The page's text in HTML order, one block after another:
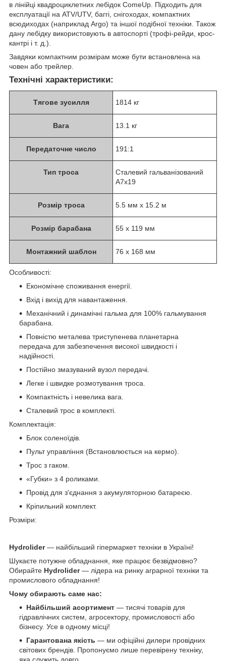
в лінійці квадроциклетних лебідок ComeUp. Підходить для
експлуатації на ATV/UTV, баггі, снігоходах, компактних
всюдиходах (наприклад Argo) та іншої подібної техніки. Також
дану лебідку використовують в автоспорті (трофі-рейди, крос-
кантрі і т. д.).
Завдяки компактним розмірам може бути встановлена на
човен або трейлер.
Технічні характеристики:
Тягове зусилля 1814 кг
Вага 13.1 кг
Передаточне число 191:1
Тип троса
Сталевий гальванізований
А7х19
Розмір троса 5.5 мм x 15.2 м
Розмір барабана 55 x 119 мм
Монтажний шаблон 76 х 168 мм
Особливості:
Економічне споживання енергії.
Вхід і вихід для навантаження.
Механічний і динамічні гальма для 100% гальмування
барабана.
Повністю металева триступенева планетарна
передача для забезпечення високої швидкості і
надійності.
Постійно змазуваний вузол передачі.
Легке і швидке розмотування троса.
Компактність і невелика вага.
Сталевий трос в комплекті.
Комплектація:
Блок соленоїдів.
Пульт управління (Встановлюється на кермо).
Трос з гаком.
«Губки» з 4 роликами.
Провід для з'єднання з акумуляторною батареєю.
Кріпильний комплект.
Розміри:
Hydrolider— найбільший гіпермаркет техніки в Україні!
Шукаєте потужне обладнання, яке працює безвідмовно?
Обирайте Hydrolider— лідера на ринку аграрної техніки та
промислового обладнання!
Чому обирають саме нас:
Найбільший асортимент — тисячі товарів для
гідравлічних систем, агросектору, промисловості або
бізнесу. Усе в одному місці!
Гарантована якість — ми офіційні дилери провідних
світових брендів. Пропонуємо лише перевірену техніку,